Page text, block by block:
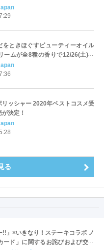
をときほぐすビューティーオイル
ームが全8種の香りで12/26(土)新
ッシャー 2020年ベストコスメ受
決定！
る
!!」×いきなり！ステーキコラボ ノ
ード」に関するお詫びおよび交換